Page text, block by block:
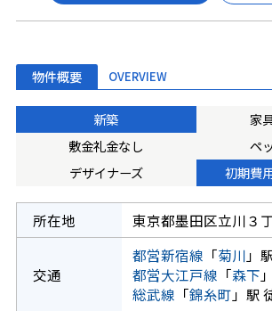
物件概要 OVERVIEW
新築
家
敷金礼金なし
ペ
デザイナーズ
初期費
所在地 東京都墨田区立川３
交通
都営新宿線 「菊川 」
都営大江戸線 「森下
総武線 「錦糸町 」駅